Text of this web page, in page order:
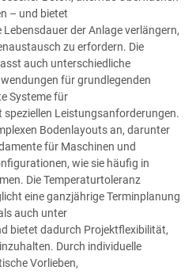
– und bietet
der Anlage verlängern,
zu erfordern. Die
auch unterschiedliche
für grundlegenden
Systeme für
Leistungsanforderungen.
Bodenlayouts an, darunter
für Maschinen und
wie sie häufig in
Die Temperaturtoleranz
eine ganzjährige Terminplanung
auch unter
bietet dadurch Projektflexibilität,
Durch individuelle
Vorlieben,